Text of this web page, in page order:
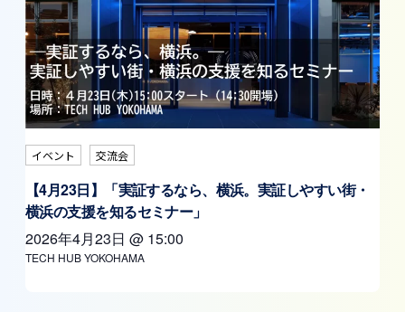
イベント 交流会
【4月23日】「実証するなら、横浜。実証しやすい街・
横浜の支援を知るセミナー」
2026年4月23日 @ 15:00
TECH HUB YOKOHAMA